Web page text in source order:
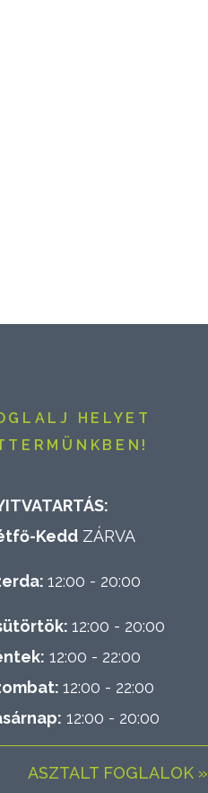
HELYET
Kedd ZÁRVA
12:00 - 20:00
12:00 - 20:00
12:00 - 22:00
12:00 - 22:00
12:00 - 20:00
ASZTALT FOGLALOK »